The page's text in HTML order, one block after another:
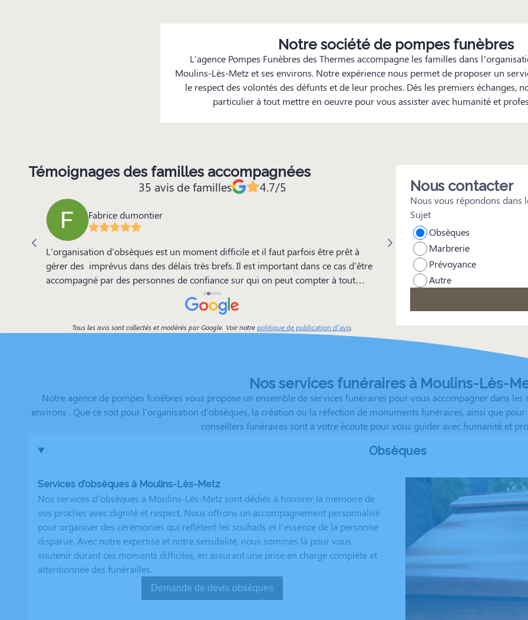
Notre société de pompes funèbres
L'agence Pompes Funèbres des Thermes accompagne les familles dans
Moulins-Lès-Metz et ses environs. Notre expérience nous permet de proposer un
le respect des volontés des défunts et de leur proches. Dès les premiers échanges,
particulier à tout mettre en oeuvre pour vous assister avec humanité et
Témoignages des familles accompagnées
35 avis de familles 4.7/5
Fabrice dumontier
L'organisation d'obsèques est un moment difficile et il faut parfois être prêt à
gérer des imprévus dans des délais très brefs. Il est important dans ce cas d'être
accompagné par des personnes de confiance sur qui on peut compter à tout
instant. J'ai pu constater que M.Thiery est ce genre d'hommes, à qui on peut
déléguer cette organisation et sur qui on peut se reposer sans craintes. Je
recommande donc sans problème son établissement.
Léa Vallon
Je recommande vivement Méric,
Tous les avis sont collectés et modérés par Google. Voir notre politique de publication d’avis.
Nous contacter
Nous vous répondons dans
Sujet
Obsèques
Marbrerie
Prévoyance
Autre
Nos services funéraires à Moulins-Lès-
Notre agence de pompes funèbres vous propose un ensemble de services funéraires pour vous accompagner dans
environs . Que ce soit pour l'organisation d'obsèques, la création ou la réfection de monuments funéraires, ainsi que
conseillers funéraires sont à votre écoute pour vous guider avec humanité et
Obsèques
Services d'obsèques à Moulins-Lès-Metz
Nos services d’obsèques à Moulins-Lès-Metz sont dédiés à honorer la mémoire de
vos proches avec dignité et respect. Nous offrons un accompagnement personnalisé
pour organiser des cérémonies qui reflètent les souhaits et l’essence de la personne
disparue. Avec notre expertise et notre sensibilité, nous sommes là pour vous
soutenir durant ces moments difficiles, en assurant une prise en charge complète et
attentionnée des funérailles.
Demande de devis obsèques